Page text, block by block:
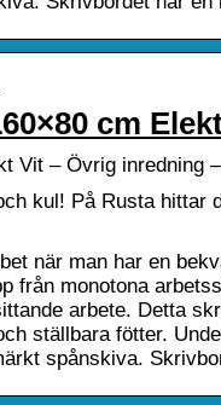
cm
Vit – Övrig inredning
kul! På Rusta hittar
när man har en
från monotona
arbete. Detta
ställbara fötter.
spånskiva.